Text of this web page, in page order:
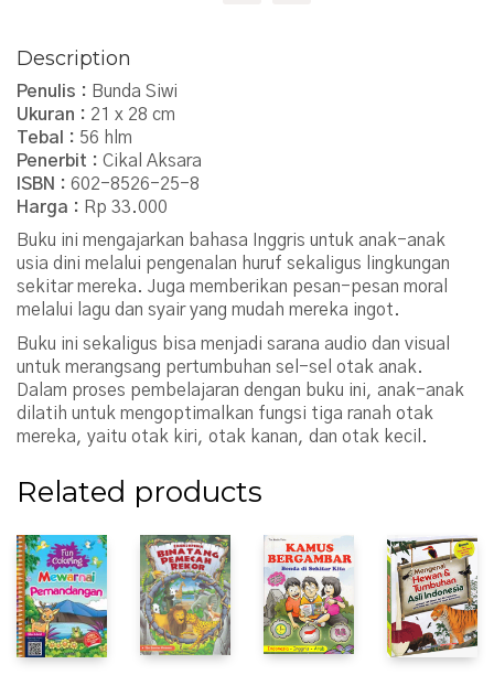
Description
Penulis : Bunda Siwi
Ukuran : 21 x 28 cm
Tebal : 56 hlm
Penerbit : Cikal Aksara
ISBN : 602-8526-25-8
Harga : Rp 33.000
Buku ini mengajarkan bahasa Inggris untuk anak-anak
usia dini melalui pengenalan huruf sekaligus lingkungan
sekitar mereka. Juga memberikan pesan-pesan moral
melalui lagu dan syair yang mudah mereka ingot.
Buku ini sekaligus bisa menjadi sarana audio dan visual
untuk merangsang pertumbuhan sel-sel otak anak.
Dalam proses pembelajaran dengan buku ini, anak-anak
dilatih untuk mengoptimalkan fungsi tiga ranah otak
mereka, yaitu otak kiri, otak kanan, dan otak kecil.
Related products